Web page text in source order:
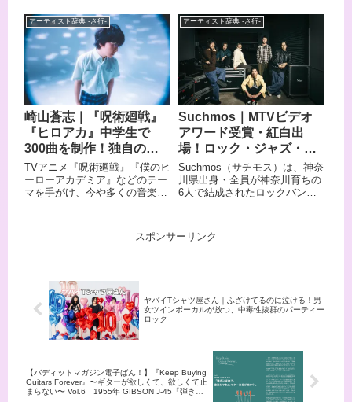
のボーカリストとして「それじ
ゃあバイバイ」でメジャーデビ
ューし、ドラマ・アニメ・ゲー
ムと幅広いジャンルのテーマソ
ングを歌い続けてきました。
SURFACE解散後はソロ活動に
移行し、May'nとの音楽ユニッ
ト「Astronauts（アストロノー
ツ）」での仮面ライダーフォー
ゼ関連楽曲担当、タッキー&翼
への作詞提供、高橋まこと
（ex.BOØWY）率いる「JET
SET BOYS」でのボーカルと、
その活動の広さは「歌手」とい
う枠に収まりません。 親しみや
大の魅力で、長年のファンと新
しい世代の両方に響き続けてい
め楽曲をまとめてご紹介しま
しまれ、若者を中心に絶大な人
気を集めています。 「僕らの歌
があなたの日常に寄り添えます
ように」をテーマに掲げ、誰も
が経験したことのある恋愛の儚
さや切なさを繊細に表現。 ボー
カル兼丸の優しく甘い歌声と、
リアルな恋愛模様を描いた歌詞
が最大の魅力です。 代表曲「想
いあい」はYouTubeで2000万回
再生を突破。 日比谷野外大音楽
堂や中野サンプラザでのワンマ
ンライブも成功させ、着実にス
テップアップを続けています。
アーティスト辞典 -さ行-
崎山蒼志｜『呪術廻戦』
『ヒロアカ』中学生で
300曲を制作！独自の言
語世界を持つ早熟の天才
TVアニメ『呪術廻戦』『僕のヒ
ーローアカデミア』などのテー
マを手がけ、今や多くの音楽フ
の如く現れ、当時15歳にして一
躍スタートなった彼の魅力とい
似できない詩的な言葉の選び
方、そしてギター1本で場の空
気を一変させる演奏力——まさ
に、稀有な才気を同時にいくつ
も持つ天才です。 この記事で
は、崎山蒼志の基本プロフィー
おすすめ曲5選まで、サクッと
紹介します。 初めて知る人も、
もっと深く知りたいという人
アーティスト辞典 -さ行-
Suchmos｜MTVビデオ
アワード受賞・紅白出
場！ロック・ジャズ・ヒ
ップホップが溶け合う6人
組バンド
Suchmos（サチモス）は、神奈
川県出身・全員が神奈川育ちの
6人で結成されたロックバンド
クから深く影響を受けたサウン
ドは、「洗練された都市型バン
TUNE」は爆発的にヒットし、
受賞歴を誇ります。 この記事で
は、そんなSuchmosのプロフィ
ール・来歴・おすすめ楽曲をま
とめてご紹介します。
スポンサーリンク
ヤバイTシャツ屋さん｜ふざけてるのに泣ける！男
女ツインボーカルが放つ、中毒性抜群のパーティー
ロック
【バディットマガジン電子ばん！】『Keep Buying
Guitars Forever』〜ギターが欲しくて、欲しくて止
まらない〜 Vol.6 1955年 GIBSON J-45「弾き込